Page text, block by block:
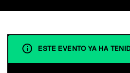
ESTE EVENTO YA HA